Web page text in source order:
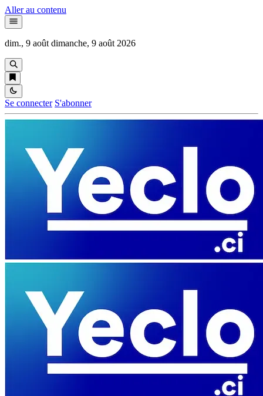
Aller au contenu
dim., 9 août dimanche, 9 août 2026
Se connecter S'abonner